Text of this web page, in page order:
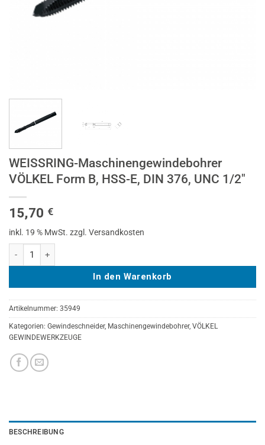
WEISSRING-Maschinengewindebohrer
VÖLKEL Form B, HSS-E, DIN 376, UNC 1/2″
15,70 €
inkl. 19 % MwSt. zzgl. Versandkosten
In den Warenkorb
Artikelnummer: 35949
Kategorien: Gewindeschneider, Maschinengewindebohrer, VÖLKEL
GEWINDEWERKZEUGE
BESCHREIBUNG